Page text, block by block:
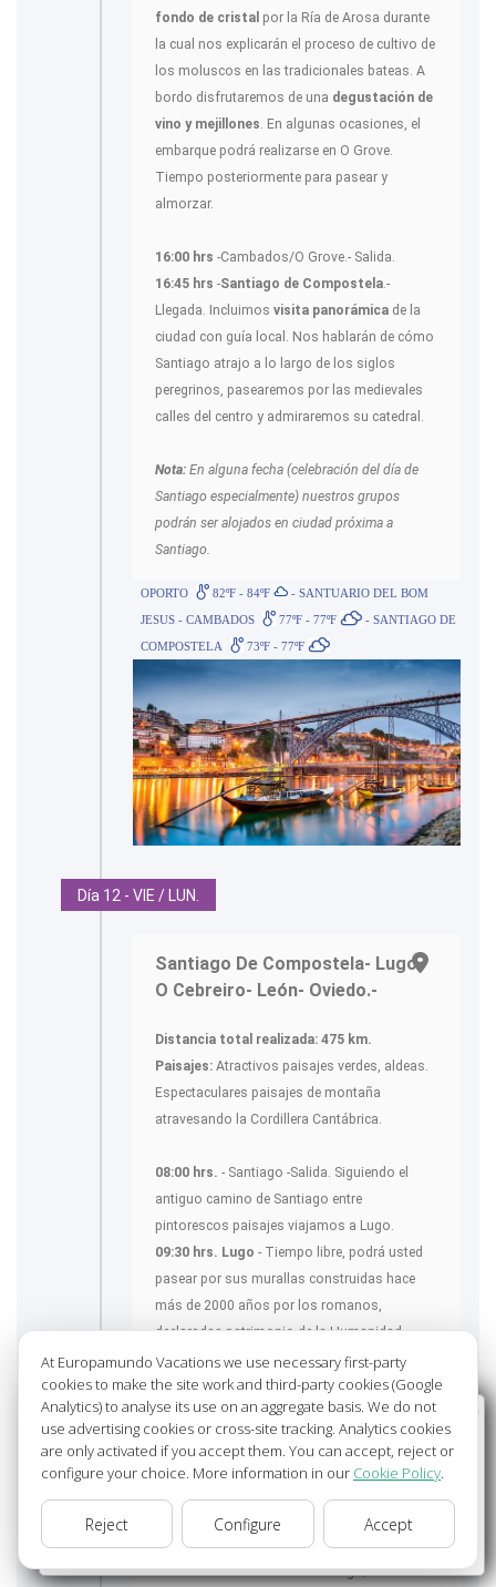
fondo de cristal por la Ría de Arosa durante
la cual nos explicarán el proceso de cultivo de
los moluscos en las tradicionales bateas. A
bordo disfrutaremos de una degustación de
vino y mejillones . En algunas ocasiones, el
embarque podrá realizarse en O Grove.
Tiempo posteriormente para pasear y
almorzar.
16:00 hrs -Cambados/O Grove.- Salida.
16:45 hrs -Santiago de Compostela .-
Llegada. Incluimos visita panorámica de la
ciudad con guía local. Nos hablarán de cómo
Santiago atrajo a lo largo de los siglos
peregrinos, pasearemos por las medievales
calles del centro y admiraremos su catedral.
Nota: En alguna fecha (celebración del día de
Santiago especialmente) nuestros grupos
podrán ser alojados en ciudad próxima a
Santiago.
OPORTO 82ºF - 84ºF
- SANTUARIO DEL BOM
JESUS - CAMBADOS
77ºF - 77ºF
- SANTIAGO DE
COMPOSTELA
73ºF - 77ºF
Día 12 - VIE / LUN.
Santiago De Compostela- Lugo-
O Cebreiro- León- Oviedo.-
Distancia total realizada: 475 km.
Paisajes: Atractivos paisajes verdes, aldeas.
Espectaculares paisajes de montaña
atravesando la Cordillera Cantábrica.
08:00 hrs. - Santiago -Salida. Siguiendo el
antiguo camino de Santiago entre
pintorescos paisajes viajamos a Lugo.
09:30 hrs. Lugo - Tiempo libre, podrá usted
pasear por sus murallas construidas hace
más de 2000 años por los romanos,
declaradas patrimonio de la Humanidad.
10:30 hrs. Lugo -Salida. Viajamos hacia
Castilla. en nuestra ruta efectuamos una
parada en O Cebreiro , pequeña aldea gallega
de piedra que nos muestra la forma de vida
13.45 hrs. -León.
- Tiempo para almorzar y
pasear por la histórica capital leonesa,
ubicada en el Camino de Santiago; destaca su
Wellcome to Europamundo Vacations, your in the
international site of:
Bienvenido a Europamundo Vacaciones, está usted en el
sitio internacional de:
USA(en) change/cambiar
At Europamundo Vacations we use necessary first-party
cookies to make the site work and third-party cookies (Google
Analytics) to analyse its use on an aggregate basis. We do not
use advertising cookies or cross-site tracking. Analytics cookies
are only activated if you accept them. You can accept, reject or
configure your choice. More information in our Cookie Policy.
Reject Configure Accept